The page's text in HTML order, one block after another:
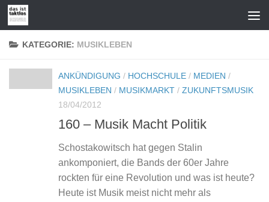
Zum Inhalt springen
KATEGORIE: MUSIKLEBEN
ANKÜNDIGUNG / HOCHSCHULE / MEDIEN /
MUSIKLEBEN / MUSIKMARKT / ZUKUNFTSMUSIK
18/04/2012
160 – Musik Macht Politik
Schostakowitsch hat gegen Stalin
ankomponiert, die Bands der 60er Jahre
rockten für eine Revolution und was ist heute?
Heute ist Musik meist nicht mehr als